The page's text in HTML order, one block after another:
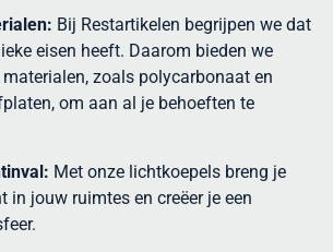
Bij Restartikelen begrijpen we dat
eisen heeft. Daarom bieden we
zoals polycarbonaat en
om aan al je behoeften te
Met onze lichtkoepels breng je
in jouw ruimtes en creëer je een